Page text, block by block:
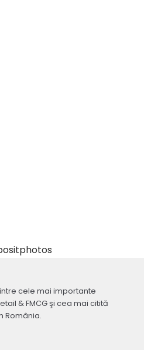
cele mai importante
& FMCG şi cea mai citită
România.